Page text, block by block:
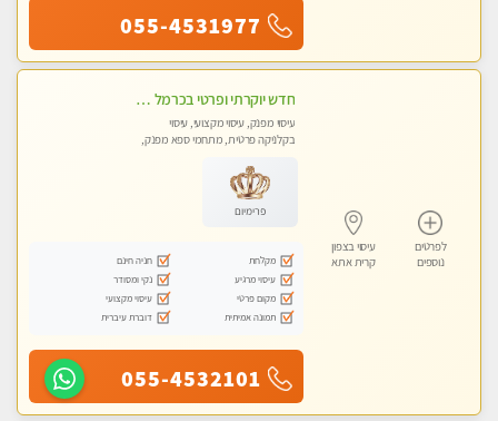
055-4531977
לפרטים
נוספים
עיסוי בצפון
קרית אתא
חדש יוקרתי ופרטי בכרמל – חיפה! פנקו את עצמכם ברוגע פינוק וחוויה בלתי נשכחת ללא מין !!
עיסוי מפנק, עיסוי מקצועי, עיסוי
בקלניקה פרטית, מתחמי ספא מפנק,
פרימיום
מקלחת
חניה חינם
עיסוי מרגיע
נקי ומסודר
מקום פרטי
עיסוי מקצועי
תמונה אמיתית
דוברת עיברית
055-4532101